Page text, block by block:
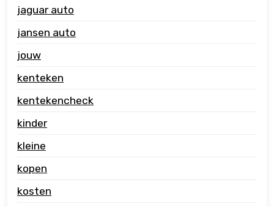
jaguar auto
jansen auto
jouw
kenteken
kentekencheck
kinder
kleine
kopen
kosten